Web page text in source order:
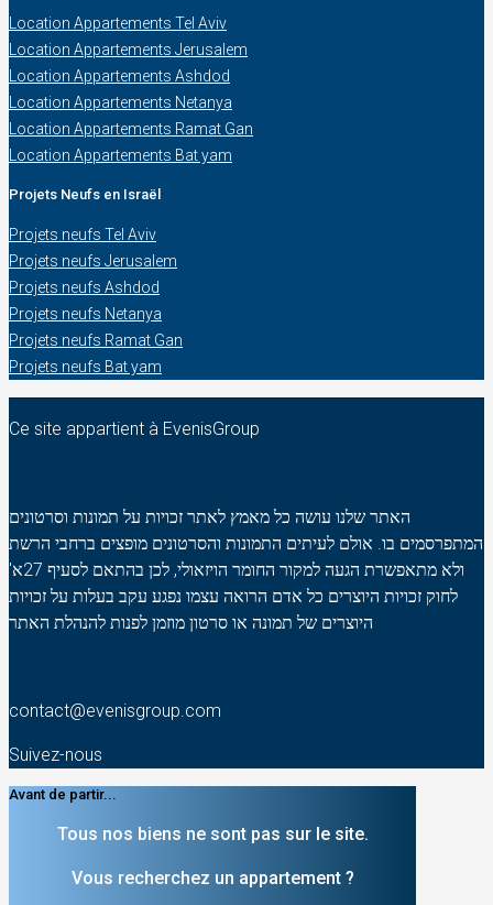
Location Appartements Tel Aviv
Location Appartements Jerusalem
Location Appartements Ashdod
Location Appartements Netanya
Location Appartements Ramat Gan
Location Appartements Bat yam
Projets Neufs en Israël
Projets neufs Tel Aviv
Projets neufs Jerusalem
Projets neufs Ashdod
Projets neufs Netanya
Projets neufs Ramat Gan
Projets neufs Bat yam
Ce site appartient à EvenisGroup
האתר שלנו עושה כל מאמץ לאתר זכויות על תמונות וסרטונים
המתפרסמים בו. אולם לעיתים התמונות והסרטונים מופצים ברחבי הרשת
ולא מתאפשרת הגעה למקור החומר הויזאולי, לכן בהתאם לסעיף 27א'
לחוק זכויות היוצרים כל אדם הרואה עצמו נפגע עקב בעלות על זכויות
היוצרים של תמונה או סרטון מוזמן לפנות להנהלת האתר
contact@evenisgroup.com
Suivez-nous
Avant de partir...
Tous nos biens ne sont pas sur le site.
Vous recherchez un appartement ?